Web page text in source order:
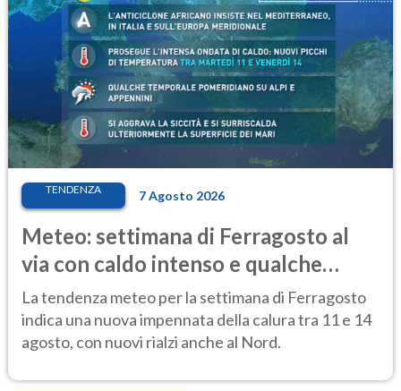
TENDENZA 7 Agosto 2026
Meteo: settimana di Ferragosto al
via con caldo intenso e qualche
temporale
La tendenza meteo per la settimana di Ferragosto
indica una nuova impennata della calura tra 11 e 14
agosto, con nuovi rialzi anche al Nord.